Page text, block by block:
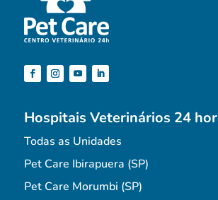
Hospitais Veterinários 24
Todas as Unidades
Pet Care Ibirapuera (SP)
Pet Care Morumbi (SP)